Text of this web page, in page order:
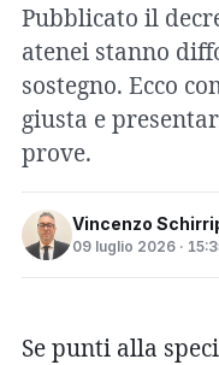
Pubblicato il
atenei stanno
sostegno. Ecco
giusta e
prove.
Vincenzo
09 luglio 2026 ·
Se punti alla